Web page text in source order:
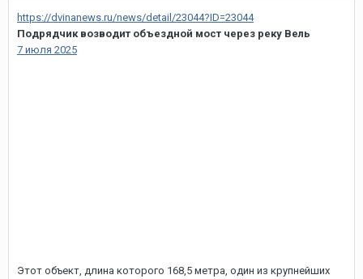
https://dvinanews.ru/news/detail/23044?ID=23044
Подрядчик возводит объездной мост через реку Вель
7 июля 2025
Этот объект, длина которого 168,5 метра, один из крупнейших